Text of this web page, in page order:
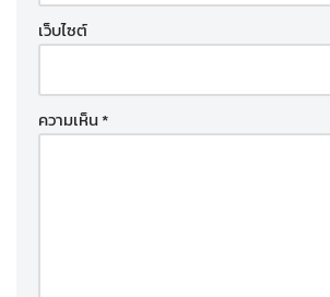
เว็บไซต์
ความเห็น*